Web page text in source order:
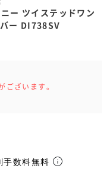
ー ツイステッドワン
ー DI738SV
ございます。
手数料無料